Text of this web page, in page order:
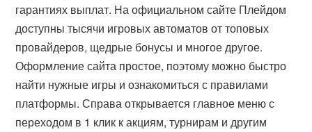
гарантиях выплат. На официальном сайте Плейдом
доступны тысячи игровых автоматов от топовых
провайдеров, щедрые бонусы и многое другое.
Оформление сайта простое, поэтому можно быстро
найти нужные игры и ознакомиться с правилами
платформы. Справа открывается главное меню с
переходом в 1 клик к акциям, турнирам и другим